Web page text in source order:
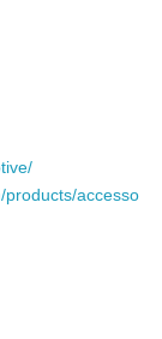
products/accesso